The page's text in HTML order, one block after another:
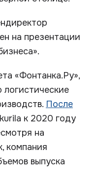
на презентации
«Фонтанка.Ру»,
После
к 2020 году
на
компания
выпуска